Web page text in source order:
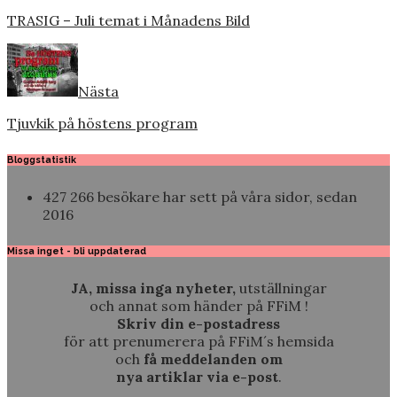
TRASIG – Juli temat i Månadens Bild
Nästa
Tjuvkik på höstens program
Bloggstatistik
427 266 besökare har sett på våra sidor, sedan
2016
Missa inget - bli uppdaterad
JA, missa inga nyheter, utställningar
och annat som händer på FFiM !
Skriv din e-postadress
för att prenumerera på FFiM´s hemsida
och få meddelanden om
nya artiklar via e-post.